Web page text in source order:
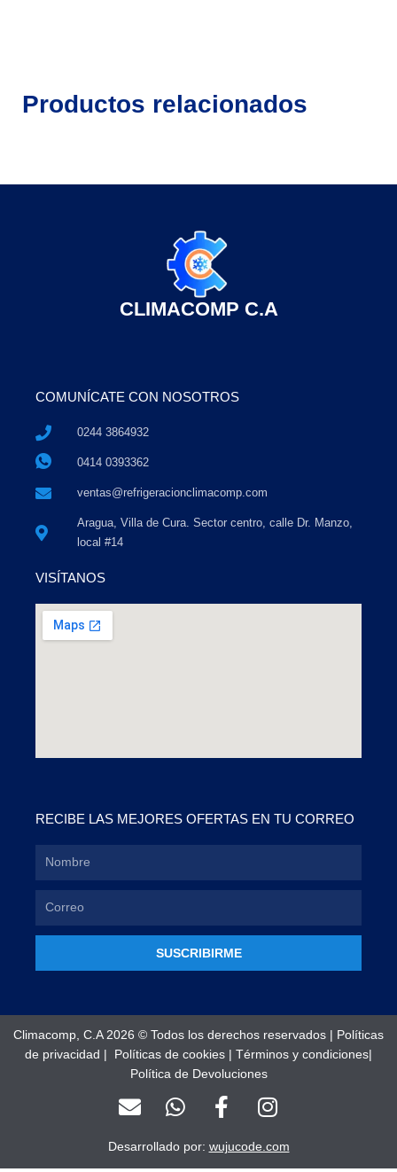
Productos relacionados
CLIMACOMP C.A
COMUNÍCATE CON NOSOTROS
0244 3864932
0414 0393362
ventas@refrigeracionclimacomp.com
Aragua, Villa de Cura. Sector centro, calle Dr. Manzo,
local #14
VISÍTANOS
RECIBE LAS MEJORES OFERTAS EN TU CORREO
SUSCRIBIRME
Climacomp, C.A 2026 © Todos los derechos reservados | Políticas
de privacidad | Políticas de cookies | Términos y condiciones|
Política de Devoluciones
E
n
v
W
h
a
F
a
c
e
I
n
s
t
Desarrollado por: wujucode.com